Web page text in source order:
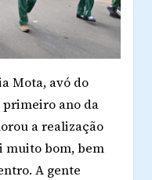
Mota, avó do
primeiro ano da
a realização
muito bom, bem
A gente